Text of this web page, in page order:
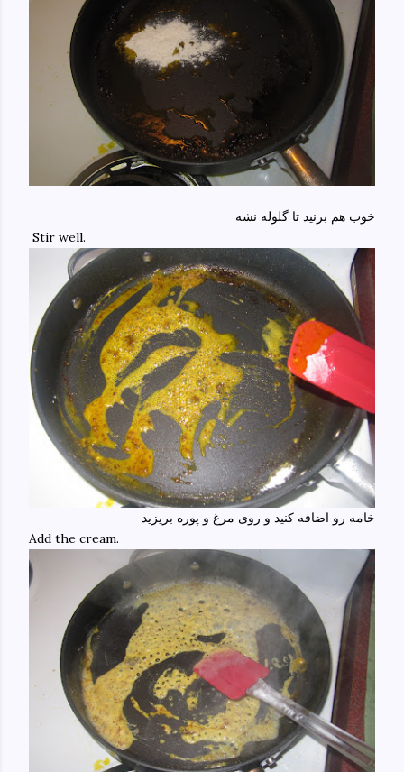
خوب هم بزنید تا گلوله نشه
Stir well.
خامه رو اضافه کنید و روی مرغ و پوره بریزید
Add the cream.